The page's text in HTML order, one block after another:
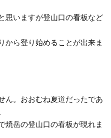
思いますが登山口の看板など
から登り始めることが出来ま
ん。おおむね夏道だったであ
焼岳の登山口の看板が現れま